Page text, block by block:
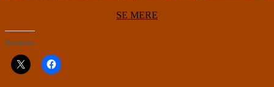
SE MERE
Del dette: